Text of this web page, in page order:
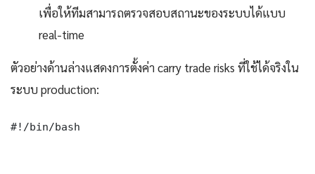
เพื่อให้ทีมสามารถตรวจสอบสถานะของระบบได้แบบ
real-time
ตัวอย่างด้านล่างแสดงการตั้งค่า carry trade risks ที่ใช้ได้จริงใน
ระบบ production:
#!/bin/bash